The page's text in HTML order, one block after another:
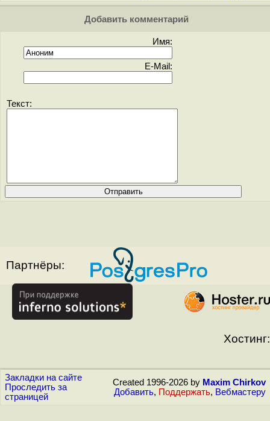
Добавить комментарий
Имя:
E-Mail:
Текст:
Партнёры:
Хостинг:
Закладки на сайте
Проследить за
страницей
Created 1996-2026 by Maxim Chirkov
Добавить, Поддержать, Вебмастеру